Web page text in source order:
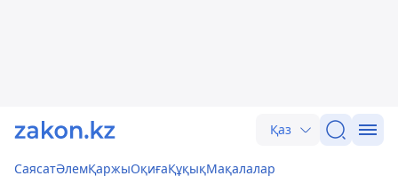
Қаз
СаясатӘлемҚаржыОқиғаҚұқықМақалалар